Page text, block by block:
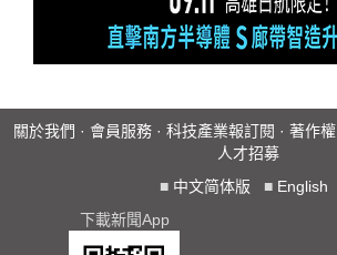
關於我們 · 會員服務 · 科技產業報訂閱 · 著作權
人才招募
■ 中文简体版 ■ English
下載新聞App